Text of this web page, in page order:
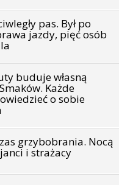
pas. Był po
jazdy, pięć osób
buduje własną
Każde
o sobie
grzybobrania. Nocą
i strażacy